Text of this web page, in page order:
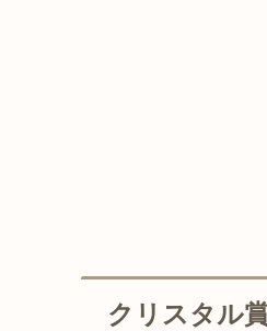
クリスタル